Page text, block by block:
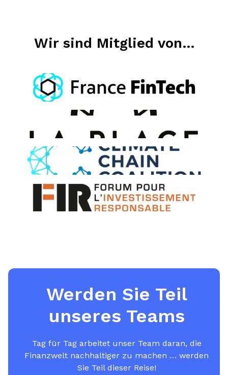
Wir sind Mitglied von...
Werden Sie Teil
unseres Teams
Tag für Tag arbeitet unser Team daran, die
Finanzwelt nachhaltiger zu machen … werden
Sie Teil dieser Reise!